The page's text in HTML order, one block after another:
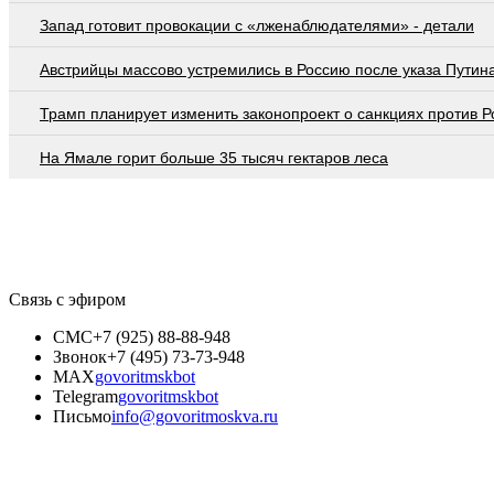
Запад готовит провокации с «лженаблюдателями» - детали
Австрийцы массово устремились в Россию после указа
Трамп планирует изменить законопроект о санкциях против
На Ямале горит больше 35 тысяч гектаров леса
Связь с эфиром
СМС+7 (925) 88-88-948
Звонок+7 (495) 73-73-948
MAXgovoritmskbot
Telegramgovoritmskbot
Письмоinfo@govoritmoskva.ru